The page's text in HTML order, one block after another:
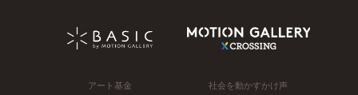
アート基金 社会を動かすかけ声